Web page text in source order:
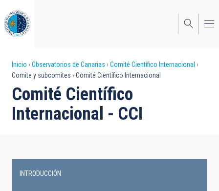
al
contenido
principal
Sobrescribir
enlaces
de
ayuda
navegación
Inicio Observatorios de Canarias
Comité Científico Internacional
Comite y subcomites
Comité Científico Internacional
Comité Científico
Internacional - CCI
INTRODUCCIÓN